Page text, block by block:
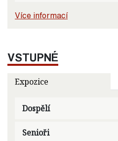
Více informací
VSTUPNÉ
Expozice
Dospělí
Senioři